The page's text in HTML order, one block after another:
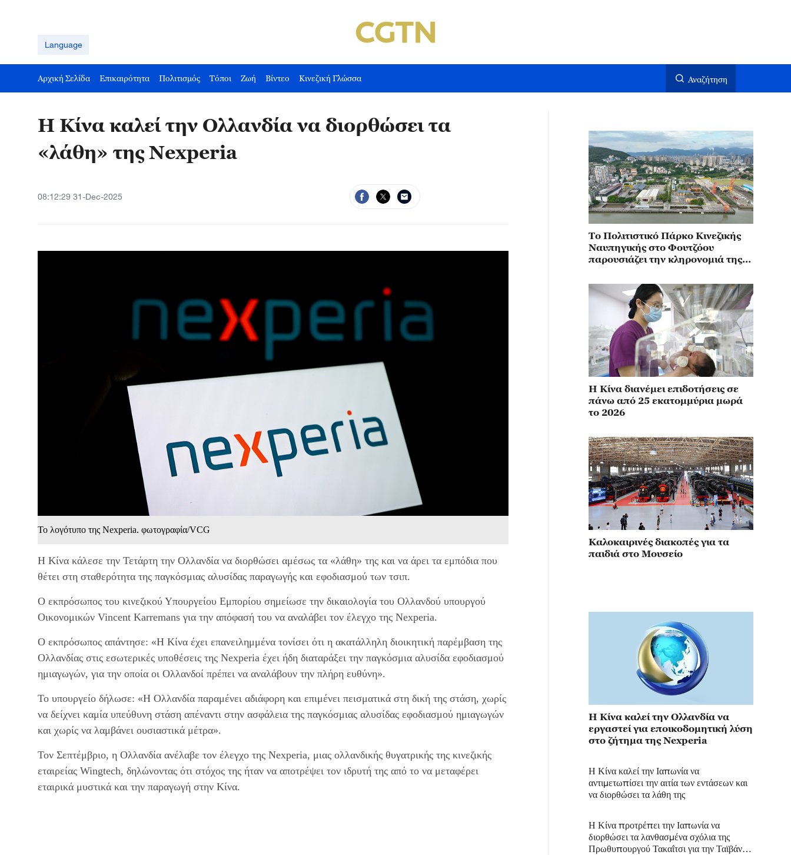
Language
Αρχική Σελίδα Επικαιρότητα Πολιτισμός Τόποι Ζωή Βίντεο Κινεζική Γλώσσα Αναζήτηση
Η Κίνα καλεί την Ολλανδία να διορθώσει τα
«λάθη» της Nexperia
08:12:29 31-Dec-2025
Το λογότυπο της Nexperia. φωτογραφία/VCG
Η Κίνα κάλεσε την Τετάρτη την Ολλανδία να διορθώσει αμέσως τα «λάθη» της και να άρει τα εμπόδια που
θέτει στη σταθερότητα της παγκόσμιας αλυσίδας παραγωγής και εφοδιασμού των τσιπ.
Ο εκπρόσωπος του κινεζικού Υπουργείου Εμπορίου σημείωσε την δικαιολογία του Ολλανδού υπουργού
Οικονομικών Vincent Karremans για την απόφασή του να αναλάβει τον έλεγχο της Nexperia.
Ο εκπρόσωπος απάντησε: «Η Κίνα έχει επανειλημμένα τονίσει ότι η ακατάλληλη διοικητική παρέμβαση της
Ολλανδίας στις εσωτερικές υποθέσεις της Nexperia έχει ήδη διαταράξει την παγκόσμια αλυσίδα εφοδιασμού
ημιαγωγών, για την οποία οι Ολλανδοί πρέπει να αναλάβουν την πλήρη ευθύνη».
Το υπουργείο δήλωσε: «Η Ολλανδία παραμένει αδιάφορη και επιμένει πεισματικά στη δική της στάση, χωρίς
να δείχνει καμία υπεύθυνη στάση απέναντι στην ασφάλεια της παγκόσμιας αλυσίδας εφοδιασμού ημιαγωγών
και χωρίς να λαμβάνει ουσιαστικά μέτρα».
Τον Σεπτέμβριο, η Ολλανδία ανέλαβε τον έλεγχο της Nexperia, μιας ολλανδικής θυγατρικής της κινεζικής
εταιρείας Wingtech, δηλώνοντας ότι στόχος της ήταν να αποτρέψει τον ιδρυτή της από το να μεταφέρει
εταιρικά μυστικά και την παραγωγή στην Κίνα.
Το Πολιτιστικό Πάρκο Κινεζικής
Ναυπηγικής στο Φουτζόου
παρουσιάζει την κληρονομιά της
Η Κίνα διανέμει επιδοτήσεις σε
πάνω από 25 εκατομμύρια μωρά
το 2026
Καλοκαιρινές διακοπές για τα
παιδιά στο Μουσείο
Η Κίνα καλεί την Ολλανδία να
εργαστεί για εποικοδομητική λύση
στο ζήτημα της Nexperia
Η Κίνα καλεί την Ιαπωνία να
αντιμετωπίσει την αιτία των εντάσεων και
να διορθώσει τα λάθη της
Η Κίνα προτρέπει την Ιαπωνία να
διορθώσει τα λανθασμένα σχόλια της
Πρωθυπουργού Τακαΐτσι για την Ταϊβάν